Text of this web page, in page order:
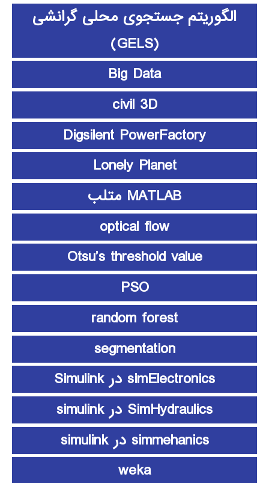
الگوریتم جستجوی محلی گرانشی
(GELS)
Big Data
civil 3D
Digsilent PowerFactory
Lonely Planet
MATLAB متلب
optical flow
Otsu’s threshold value
PSO
random forest
segmentation
simElectronics در Simulink
SimHydraulics در simulink
simmehanics در simulink
weka